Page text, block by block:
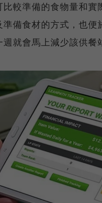
較準備的食物量和
備食材的方式，也
就會馬上減少該供餐